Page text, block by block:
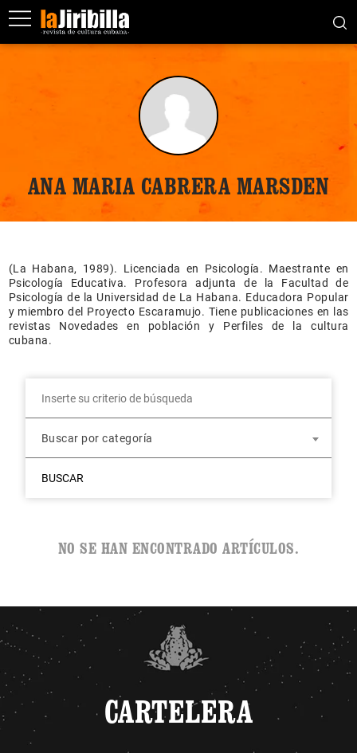
ANA MARIA CABRERA MARSDEN
(La Habana, 1989). Licenciada en Psicología. Maestrante en
Psicología Educativa. Profesora adjunta de la Facultad de
Psicología de la Universidad de La Habana. Educadora Popular
y miembro del Proyecto Escaramujo. Tiene publicaciones en las
revistas Novedades en población y Perfiles de la cultura
cubana.
Buscar por categoría
BUSCAR
NO SE HAN ENCONTRADO ARTÍCULOS.
CARTELERA